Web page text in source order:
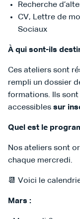
Recherche
CV, Lettre de
Sociaux
À qui sont-ils
Ces ateliers sont
rempli un dossier
formations. Ils
accessibles sur
Quel est le
Nos ateliers sont
chaque mercredi.
📆 Voici le
Mars :